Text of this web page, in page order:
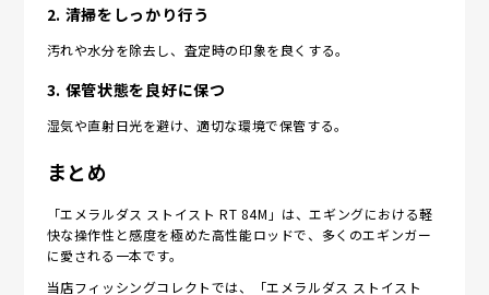
2. 清掃をしっかり行う
汚れや水分を除去し、査定時の印象を良くする。
3. 保管状態を良好に保つ
湿気や直射日光を避け、適切な環境で保管する。
まとめ
「エメラルダス ストイスト RT 84M」は、エギングにおける軽
快な操作性と感度を極めた高性能ロッドで、多くのエギンガー
に愛される一本です。
当店フィッシングコレクトでは、「エメラルダス ストイスト